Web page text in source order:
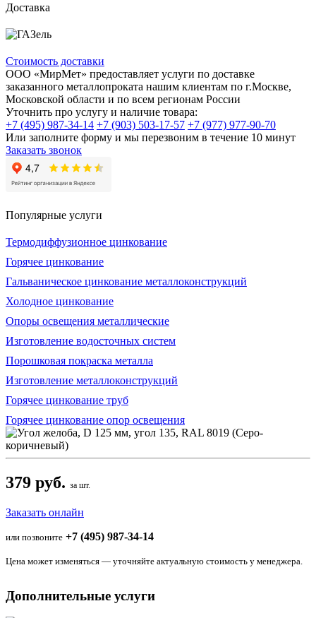
Доставка
Стоимость доставки
ООО «МирМет» предоставляет услуги по доставке
заказанного металлопроката нашим клиентам по г.Москве,
Московской области и по всем регионам России
Уточнить про услугу и наличие товара:
+7 (495) 987-34-14 +7 (903) 503-17-57 +7 (977) 977-90-70
Или заполните форму и мы перезвоним в течение 10 минут
Заказать звонок
Популярные услуги
Термодиффузионное цинкование
Горячее цинкование
Гальваническое цинкование металлоконструкций
Холодное цинкование
Опоры освещения металлические
Изготовление водосточных систем
Порошковая покраска металла
Изготовление металлоконструкций
Горячее цинкование труб
Горячее цинкование опор освещения
379 руб. за шт.
Заказать онлайн
или позвоните +7 (495) 987-34-14
Цена может изменяться — уточняйте актуальную стоимость у менеджера.
Дополнительные услуги